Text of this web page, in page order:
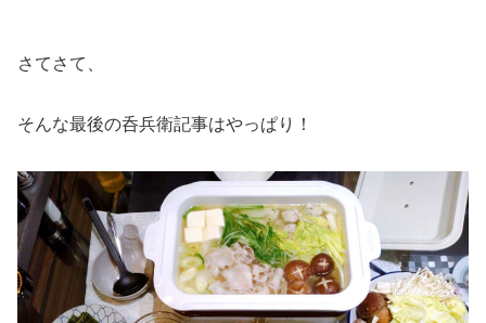
さてさて、
そんな最後の呑兵衛記事はやっぱり！